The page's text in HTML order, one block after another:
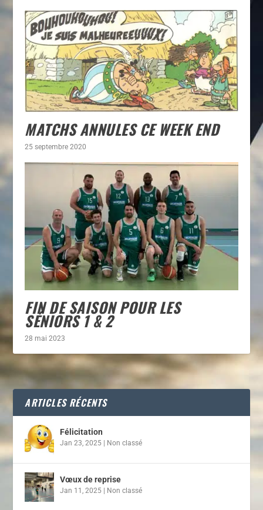
MATCHS ANNULES CE WEEK END
25 septembre 2020
FIN DE SAISON POUR LES
SÉNIORS 1 & 2
28 mai 2023
ARTICLES RÉCENTS
Félicitation
Jan 23, 2025 Non classé
Vœux de reprise
Jan 11, 2025 Non classé